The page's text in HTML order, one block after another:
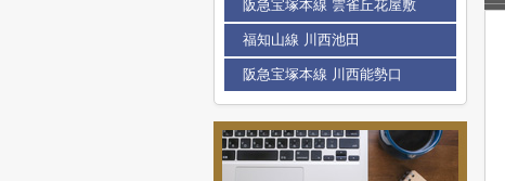
阪急宝塚本線 雲雀丘花屋敷
福知山線 川西池田
阪急宝塚本線 川西能勢口